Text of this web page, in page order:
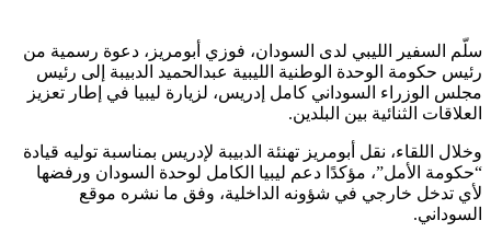
سلّم السفير الليبي لدى السودان، فوزي أبومريز، دعوة رسمية من
رئيس حكومة الوحدة الوطنية الليبية عبدالحميد الدبيبة إلى رئيس
مجلس الوزراء السوداني كامل إدريس، لزيارة ليبيا في إطار تعزيز
العلاقات الثنائية بين البلدين.
وخلال اللقاء، نقل أبومريز تهنئة الدبيبة لإدريس بمناسبة توليه قيادة
“حكومة الأمل”، مؤكدًا دعم ليبيا الكامل لوحدة السودان ورفضها
لأي تدخل خارجي في شؤونه الداخلية، وفق ما نشره موقع
السوداني.